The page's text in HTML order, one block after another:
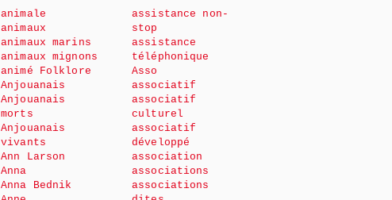
animale
animaux
animaux marins
animaux mignons
animé Folklore
Anjouanais
Anjouanais
morts
Anjouanais
vivants
Ann Larson
Anna
Anna Bednik
assistance non-
stop
assistance
téléphonique
Asso
associatif
associatif
culturel
associatif
développé
association
associations
associations